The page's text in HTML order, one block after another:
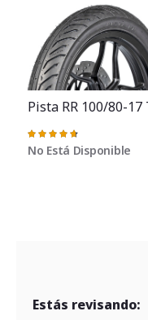
Pista RR 100/80-17
Valoración:
95%
No Está Disponible
Estás revisando: